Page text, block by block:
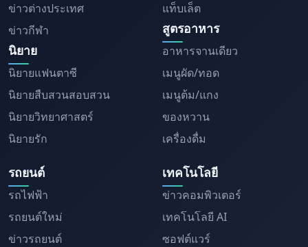
ข่าวต่างประเทศ
ข่าวกีฬา
นิยาย
นิยายแฟนตาซี
นิยายสืบสวนสอบสวน
นิยายวิทยาศาสตร์
นิยายรัก
แท็บเล็ต
สูตรอาหาร
อาหารจานเดียว
เมนูผัด/ทอด
เมนูต้ม/แกง
ของหวาน
เครื่องดื่ม
รถยนต์
รถไฟฟ้า
รถยนต์ใหม่
ข่าวรถยนต์
เทคโนโลยี
ข่าวคอมพิวเตอร์
เทคโนโลยี AI
ซอฟต์แวร์